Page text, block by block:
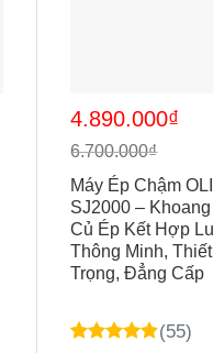
6.700.000₫
Giá
gốc
6.700.000₫.
4.890.000₫
Giá
hiện
là:
Máy Ép Chậm
SJ2000 –
Củ Ép Kết Hợp
Thông Minh,
Trọng, Đẳng Cấp
(55)